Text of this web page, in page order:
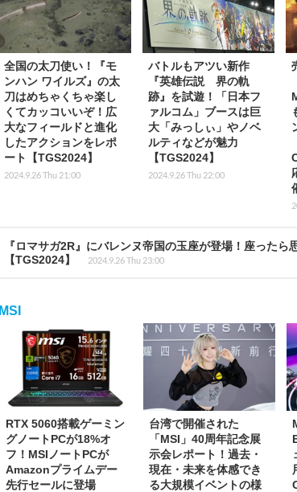
全国の太刀使い！『モ
ンハン ワイルズ』の太
刀はめちゃくちゃ楽し
くてカッコいいぞ！広
大なフィールドと進化
したアクションをレポ
ート【TGS2024】
2024.9.26 Thu 21:00
バトルもアツい新作
『英雄伝説 界の軌
跡』を試遊！「日本フ
ァルコム」ブースは巨
大「みっしぃ」やノベ
ルティなどが魅力
【TGS2024】
2024.9.26 Thu 22:00
『ロマサガ2R』にバレンヌ帝国の玉座が登場！座った
【TGS2024】
2024.9.26 Thu 23:00
MSI
RTX 5060搭載ゲーミン
グノートPCが18%オ
フ！MSIノートPCが
Amazonプライムデー
先行セールに登場
台湾で開催された
「MSI」40周年記念展
示会レポート！過去・
現在・未来を体感でき
る大規模イベントの様